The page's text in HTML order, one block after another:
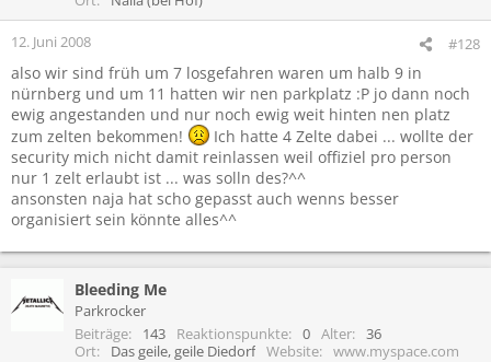
12. Juni 2008 #128
also wir sind früh um 7 losgefahren waren um halb 9 in
nürnberg und um 11 hatten wir nen parkplatz :P jo dann noch
ewig angestanden und nur noch ewig weit hinten nen platz
zum zelten bekommen!
Ich hatte 4 Zelte dabei ... wollte der
security mich nicht damit reinlassen weil offiziel pro person
nur 1 zelt erlaubt ist ... was solln des?^^
ansonsten naja hat scho gepasst auch wenns besser
organisiert sein könnte alles^^
Bleeding Me
Parkrocker
Beiträge
143 Reaktionspunkte 0 Alter
36
Ort
Das geile, geile Diedorf Website www.myspace.com